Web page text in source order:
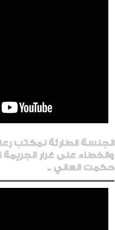
الجلسة الطارئة لمكتب
والخطاء على غرار
حكمت العاني ..